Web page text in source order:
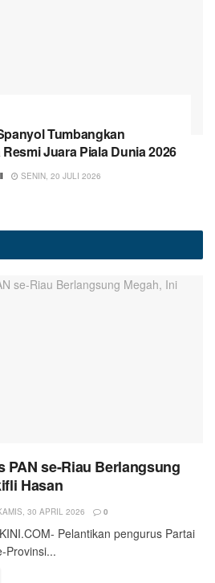
Tumbangkan
Juara Piala Dunia 2026
SENIN, 20 JULI 2026
PAN se-Riau Berlangsung
Hasan
30 APRIL 2026 0
Pelantikan pengurus Partai
Provinsi...